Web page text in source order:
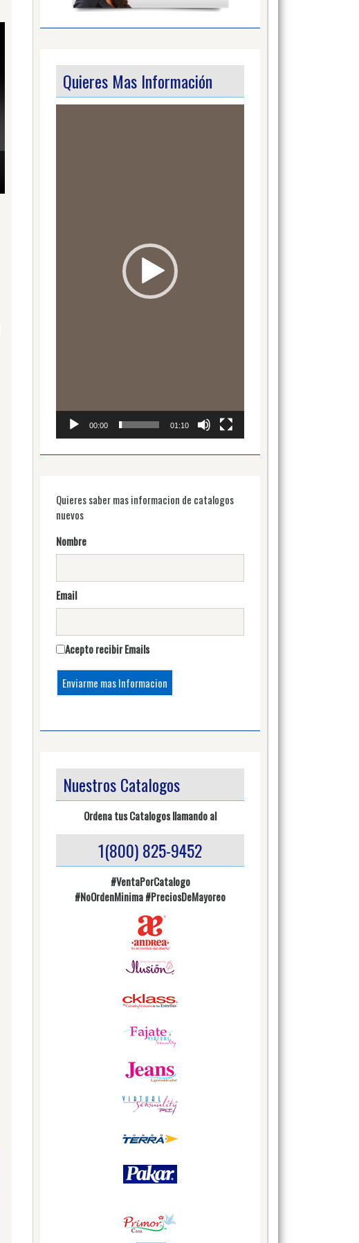
Quieres Mas Información
00:00 01:10
Quieres saber mas informacion de catalogos
nuevos
Nombre
Email
Acepto recibir Emails
Nuestros Catalogos
Ordena tus Catalogos llamando al
1(800) 825-9452
#VentaPorCatalogo
#NoOrdenMinima#PreciosDeMayoreo